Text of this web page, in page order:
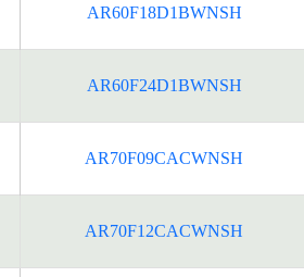
AR60F18D1BWNSH
AR60F24D1BWNSH
AR70F09CACWNSH
AR70F12CACWNSH